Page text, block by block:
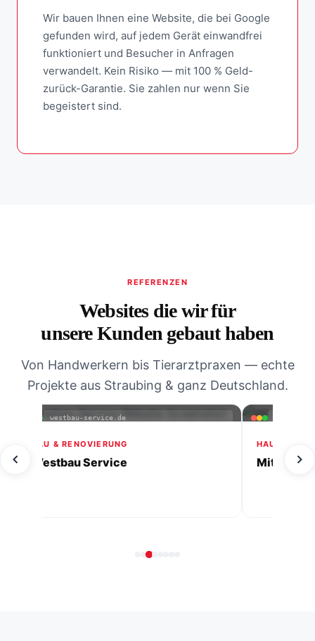
Wir bauen Ihnen eine Website, die bei Google
gefunden wird, auf jedem Gerät einwandfrei
funktioniert und Besucher in Anfragen
verwandelt. Kein Risiko — mit 100 % Geld-
zurück-Garantie. Sie zahlen nur wenn Sie
begeistert sind.
REFERENZEN
Websites die wir für
unsere Kunden gebaut haben
Von Handwerkern bis Tierarztpraxen — echte
Projekte aus Straubing & ganz Deutschland.
mitherzimalltag-ihrehaushaltshilfe.de
HAUSHALTSHILFE & PFLEGE
Mit Herz im Alltag
villa-
Villa Gradini